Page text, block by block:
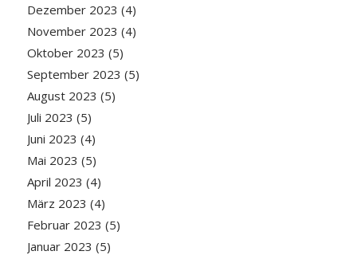
Dezember 2023 (4)
November 2023 (4)
Oktober 2023 (5)
September 2023 (5)
August 2023 (5)
Juli 2023 (5)
Juni 2023 (4)
Mai 2023 (5)
April 2023 (4)
März 2023 (4)
Februar 2023 (5)
Januar 2023 (5)